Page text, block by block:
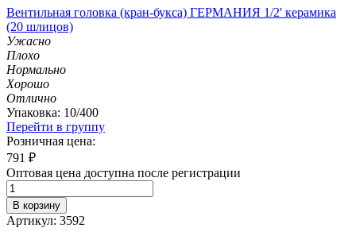
Вентильная головка (кран-букса) ГЕРМАНИЯ 1/2' керамика
(20 шлицов)
Ужасно
Плохо
Нормально
Хорошо
Отлично
Упаковка: 10/400
Перейти в группу
Розничная цена:
791 ₽
Оптовая цена доступна после регистрации
В корзину
Артикул: 3592